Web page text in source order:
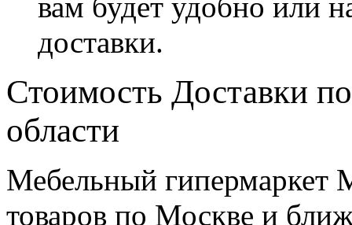
доставки.
Стоимость Доставки
области
Мебельный гипермаркет
товаров по Москве и